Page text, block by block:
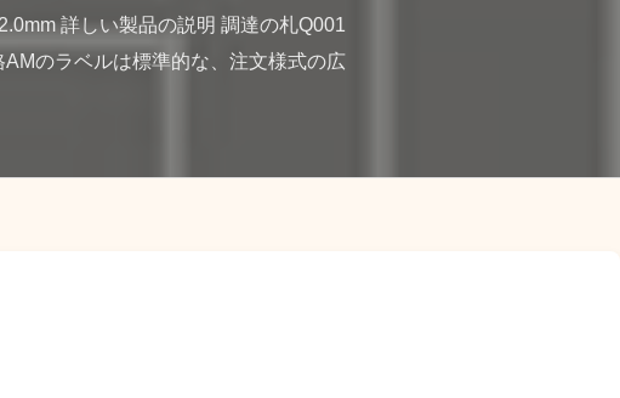
詳しい製品の説明 調達の札Q001
のラベルは標準的な、注文様式の広